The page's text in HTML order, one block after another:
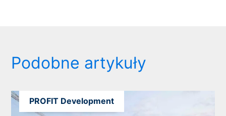
Podobne artykuły
PROFIT Development